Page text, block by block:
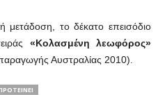
μετάδοση, το δέκατο επεισόδιο
«Κολασμένη λεωφόρος»
Αυστραλίας 2010).